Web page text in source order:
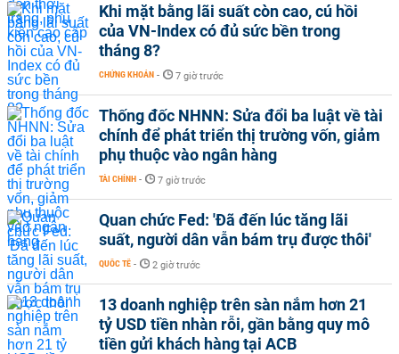
Khi mặt bằng lãi suất còn cao, cú hồi
của VN-Index có đủ sức bền trong
tháng 8?
CHỨNG KHOÁN - 7 giờ trước
Thống đốc NHNN: Sửa đổi ba luật về tài
chính để phát triển thị trường vốn, giảm
phụ thuộc vào ngân hàng
TÀI CHÍNH - 7 giờ trước
Quan chức Fed: 'Đã đến lúc tăng lãi
suất, người dân vẫn bám trụ được thôi'
QUỐC TẾ - 2 giờ trước
13 doanh nghiệp trên sàn nắm hơn 21
tỷ USD tiền nhàn rỗi, gần bằng quy mô
tiền gửi khách hàng tại ACB